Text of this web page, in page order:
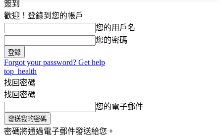
簽到
歡迎！登錄到您的帳戶
您的用戶名
您的密碼
Forgot your password? Get help
top_health
找回密碼
找回密碼
您的電子郵件
密碼將通過電子郵件發送給您。